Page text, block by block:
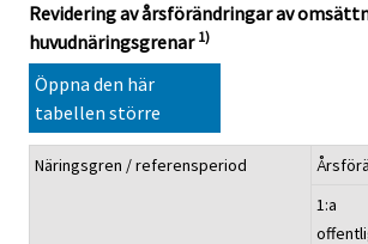
Revidering av årsförändringar av
huvudnäringsgrenar 1)
Öppna den här
tabellen större
Näringsgren / referensperiod
1:a